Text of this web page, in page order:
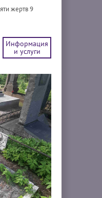
жертв 9
Информация
и услуги